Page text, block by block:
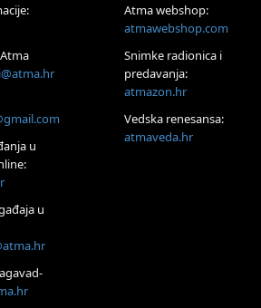
Nove Zemlje
– Jednodnevna radionica sistemskih
– Seminar koji mijenja tijelo, duh i um
glazbe, mudrosti i zajedništva
u
u
Atma webshop:
atmawebshop.com
Snimke radionica i
predavanja:
atmazon.hr
Vedska renesansa:
atmaveda.hr